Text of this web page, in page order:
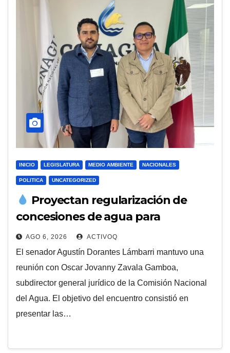
INICIO LEGISLATURA MEDIO AMBIENTE NACIONALES
POLITICA UNCATEGORIZED
Proyectan regularización de
concesiones de agua para
productores de Querétaro
AGO 6, 2026 ACTIVOQ
El senador Agustín Dorantes Lámbarri mantuvo una
reunión con Oscar Jovanny Zavala Gamboa,
subdirector general jurídico de la Comisión Nacional
del Agua. El objetivo del encuentro consistió en
presentar las…